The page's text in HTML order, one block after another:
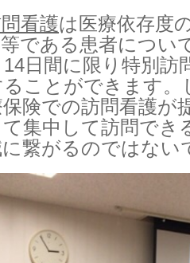
看護は医療依存度
である患者につい
日間に限り特別訪
ことができます。
険での訪問看護が
集中して訪問でき
繋がるのではない